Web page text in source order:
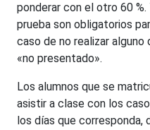
ponderar con el otro 60
prueba son obligatorios
caso de no realizar
«no presentado».
Los alumnos que se
asistir a clase con los
los días que corresponda,